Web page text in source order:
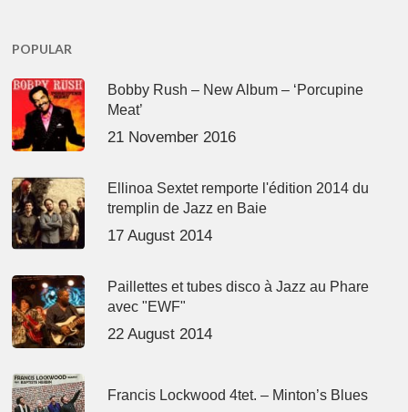
POPULAR
Bobby Rush – New Album – ‘Porcupine
Meat’
21 November 2016
Ellinoa Sextet remporte l'édition 2014 du
tremplin de Jazz en Baie
17 August 2014
Paillettes et tubes disco à Jazz au Phare
avec "EWF"
22 August 2014
Francis Lockwood 4tet. – Minton’s Blues